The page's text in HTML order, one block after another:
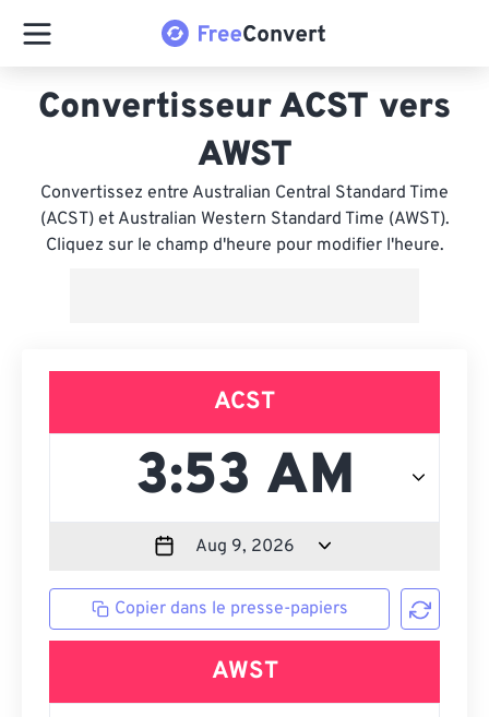
Convertisseur ACST vers
AWST
Convertissez entre Australian Central Standard Time
(ACST) et Australian Western Standard Time (AWST).
Cliquez sur le champ d'heure pour modifier l'heure.
ACST
Copier dans le presse-papiers
AWST